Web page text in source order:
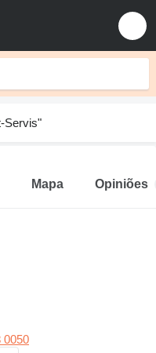
Mapa Opiniões
0050